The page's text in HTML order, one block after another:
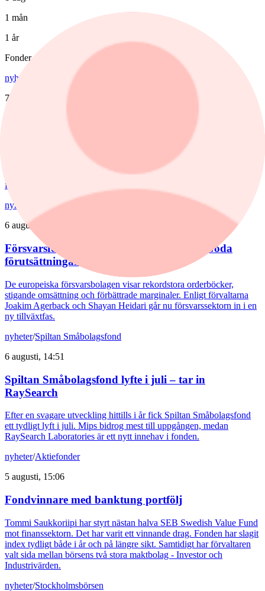
1 mån
1 år
Fonder
nyheter
Aktiefonder
7 augusti, 15:58
"Fortsatt stor potential"
Lancelot Sverige steg 8,6% i juli, mot 2,2% för jämförelseindex.
Rapportvinnarna Mips och Troax bidrog till uppgången. I Troax ser
förvaltaren Erik Bertilsson fortsatt stor potential.
nyheter
Försvarsbolag
6 augusti, 17:03
Försvarsförvaltarna spår ny tillväxtfas: ”Goda
förutsättningar”
De europeiska försvarsbolagen visar rekordstora orderböcker,
stigande omsättning och förbättrade marginaler. Enligt förvaltarna
Joakim Agerback och Shayan Heidari går nu försvarssektorn in i en
ny tillväxtfas.
nyheter/Spiltan Småbolagsfond
6 augusti, 14:51
Spiltan Småbolagsfond lyfte i juli – tar in
RaySearch
Efter en svagare utveckling hittills i år fick Spiltan Småbolagsfond
ett tydligt lyft i juli. Mips bidrog mest till uppgången, medan
RaySearch Laboratories är ett nytt innehav i fonden.
nyheter/Aktiefonder
5 augusti, 15:06
Fondvinnare med banktung portfölj
Tommi Saukkoriipi har styrt nästan halva SEB Swedish Value Fund
mot finanssektorn. Det har varit ett vinnande drag. Fonden har slagit
index tydligt både i år och på längre sikt. Samtidigt har förvaltaren
valt sida mellan börsens två stora maktbolag - Investor och
Industrivärden.
nyheter/Stockholmsbörsen